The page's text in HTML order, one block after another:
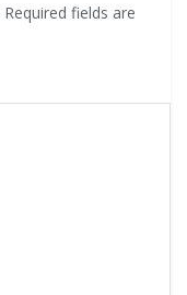
Required fields are